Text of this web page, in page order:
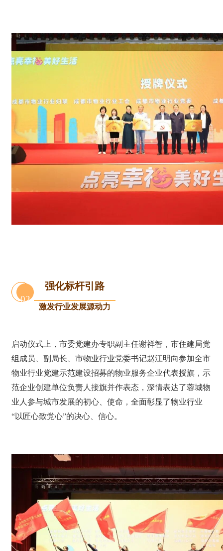
02
强化标杆引路
激发行业发展源动力
启动仪式上，市委党建办专职副主任谢祥智，市住建局党
组成员、副局长、市物业行业党委书记赵江明向参加全市
物业行业党建示范建设招募的物业服务企业代表授旗，示
范企业创建单位负责人接旗并作表态，深情表达了蓉城物
业人参与城市发展的初心、使命，全面彰显了物业行业
“以匠心致党心”的决心、信心。